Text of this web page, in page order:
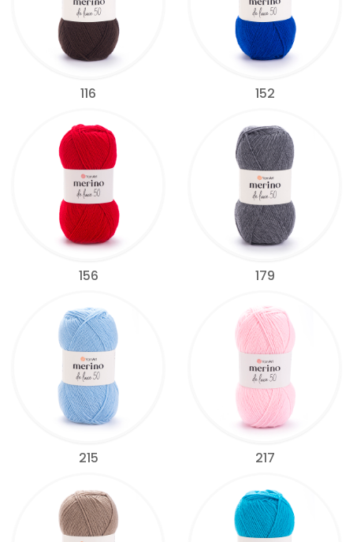
116 152
156 179
215 217